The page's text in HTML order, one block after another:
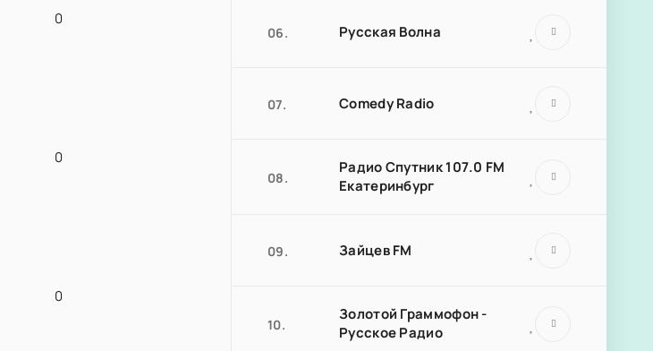
0
0
0
06. Русская Волна
07. Comedy Radio
08.
Радио Спутник 107.0 FM
Екатеринбург
09. Зайцев FM
10.
Золотой Граммофон -
Русское Радио